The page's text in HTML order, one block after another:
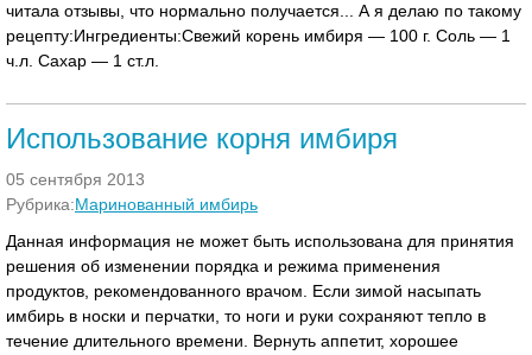
читала отзывы, что нормально получается... А я делаю по такому
рецепту:Ингредиенты:Свежий корень имбиря — 100 г. Соль — 1
ч.л. Сахар — 1 ст.л.
Использование корня имбиря
05 сентября 2013
Рубрика:Маринованный имбирь
Данная информация не может быть использована для принятия
решения об изменении порядка и режима применения
продуктов, рекомендованного врачом. Если зимой насыпать
имбирь в носки и перчатки, то ноги и руки сохраняют тепло в
течение длительного времени. Вернуть аппетит, хорошее